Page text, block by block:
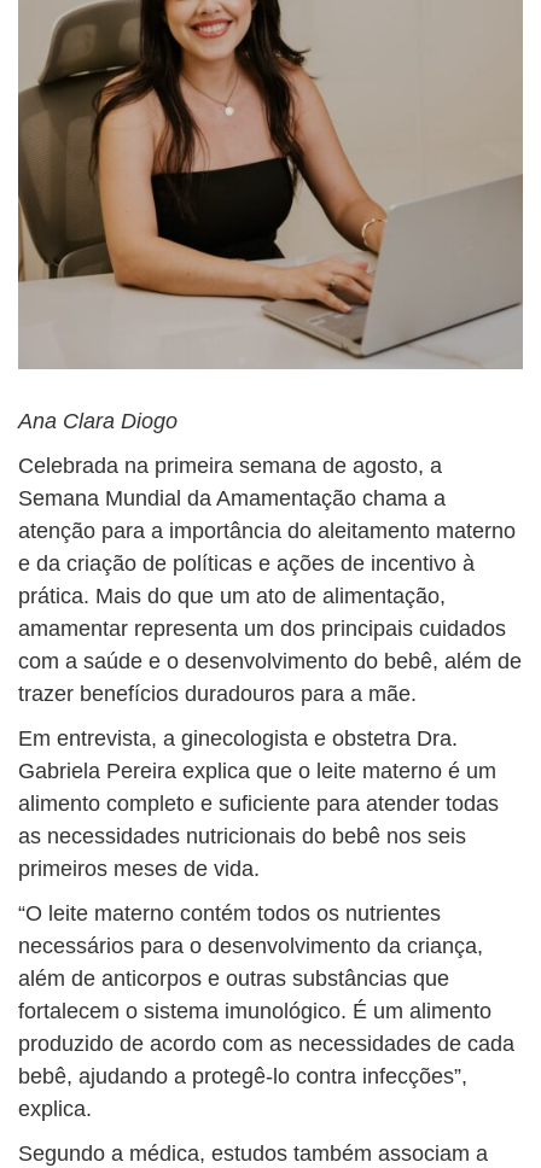
Ana Clara Diogo
Celebrada na primeira semana de agosto, a
Semana Mundial da Amamentação chama a
atenção para a importância do aleitamento materno
e da criação de políticas e ações de incentivo à
prática. Mais do que um ato de alimentação,
amamentar representa um dos principais cuidados
com a saúde e o desenvolvimento do bebê, além de
trazer benefícios duradouros para a mãe.
Em entrevista, a ginecologista e obstetra Dra.
Gabriela Pereira explica que o leite materno é um
alimento completo e suficiente para atender todas
as necessidades nutricionais do bebê nos seis
primeiros meses de vida.
“O leite materno contém todos os nutrientes
necessários para o desenvolvimento da criança,
além de anticorpos e outras substâncias que
fortalecem o sistema imunológico. É um alimento
produzido de acordo com as necessidades de cada
bebê, ajudando a protegê-lo contra infecções”,
explica.
Segundo a médica, estudos também associam a